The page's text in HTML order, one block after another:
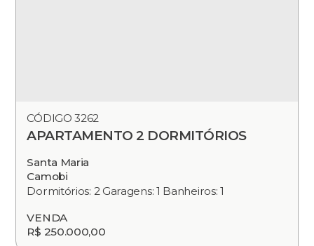
CÓDIGO 3262
APARTAMENTO 2 DORMITÓRIOS
Santa Maria
Camobi
Dormitórios: 2 Garagens: 1 Banheiros: 1
VENDA
R$ 250.000,00